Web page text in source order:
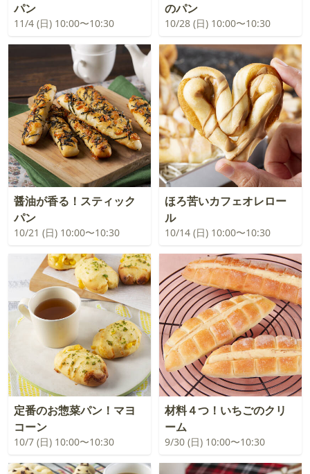
パン
11/4 (日) 10:00〜10:30
のパン
10/28 (日) 10:00〜10:30
醤油が香る！スティック
パン
10/21 (日) 10:00〜10:30
ほろ苦いカフェオレロー
ル
10/14 (日) 10:00〜10:30
定番のお惣菜パン！マヨ
コーン
10/7 (日) 10:00〜10:30
材料４つ！いちごのクリ
ーム
9/30 (日) 10:00〜10:30